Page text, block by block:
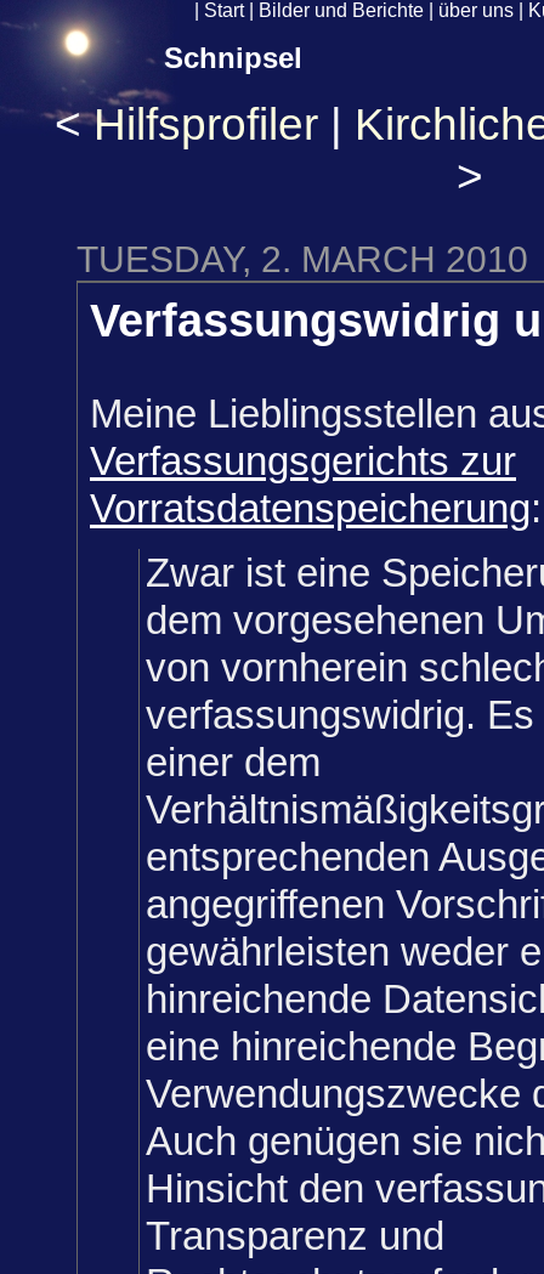
Start| Bilder und Berichte über uns
Schnipsel
< Hilfsprofiler |
>
TUESDAY, 2. MARCH 2010
Verfassungswidrig
Meine Lieblingsstellen
Verfassungsgerichts zur
Vorratsdatenspeicherung:
Zwar ist eine
dem vorgesehenen
von vornherein
verfassungswidrig.
einer dem
entsprechenden
angegriffenen
gewährleisten weder
hinreichende
eine hinreichende
Verwendungszwecke
Auch genügen sie
Hinsicht den
Transparenz und